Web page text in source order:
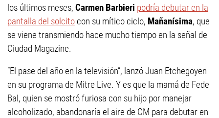
los últimos meses, Carmen Barbieri podría debutar en la
pantalla del solcito con su mítico ciclo, Mañanísima, que
se viene transmiendo hace mucho tiempo en la señal de
Ciudad Magazine.
“El pase del año en la televisión”, lanzó Juan Etchegoyen
en su programa de Mitre Live. Y es que la mamá de Fede
Bal, quien se mostró furiosa con su hijo por manejar
alcoholizado, abandonaría el aire de CM para debutar en